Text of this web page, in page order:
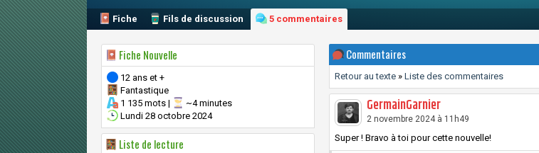
Fiche Fils de discussion 5 commentaires
Fiche Nouvelle
12 ans et +
Fantastique
1 135 mots |
~4 minutes
Lundi 28 octobre 2024
Liste de lecture
Commentaires
Retour au texte » Liste des commentaires
GermainGarnier
2 novembre 2024 à 11h49
Super ! Bravo à toi pour cette nouvelle!